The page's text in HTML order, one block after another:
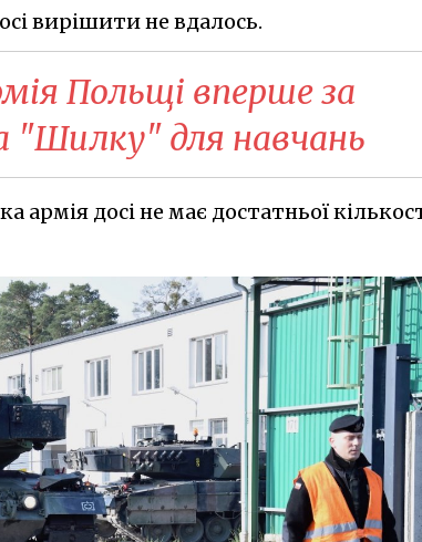
вирішити не вдалось.
Польщі вперше за
"Шилку" для навчань
досі не має достатньої